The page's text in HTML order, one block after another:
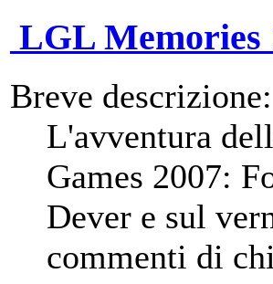
LGL Memories
Breve descrizione:
L'avventura
Games 2007:
Dever e sul
commenti di